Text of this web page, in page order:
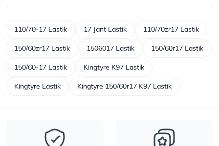
110/70-17 Lastik 17 Jant Lastik 110/70zr17 Lastik
150/60zr17 Lastik 1506017 Lastik 150/60r17 Lastik
150/60-17 Lastik Kingtyre K97 Lastik
Kingtyre Lastik Kingtyre 150/60r17 K97 Lastik